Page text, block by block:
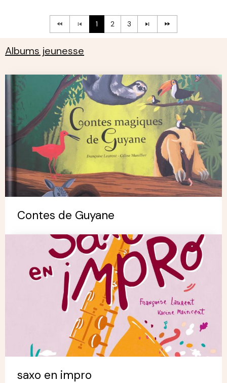
1 2 3
Albums jeunesse
Contes de Guyane
saxo en impro